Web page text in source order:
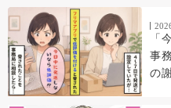
「
事
の